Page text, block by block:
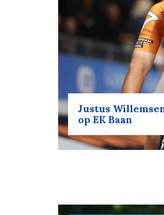
Justus
op EK Baan